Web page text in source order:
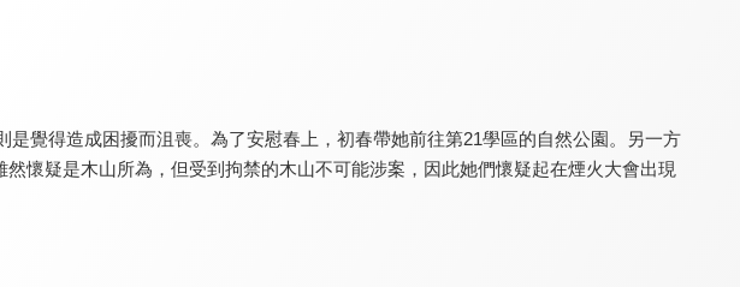
全 25 集 全 12 集 全 12 集
覺得造成困擾而沮喪。為了安慰春上，初春帶她前往第21學區的自然公園。另一方
懷疑是木山所為，但受到拘禁的木山不可能涉案，因此她們懷疑起在煙火大會出現